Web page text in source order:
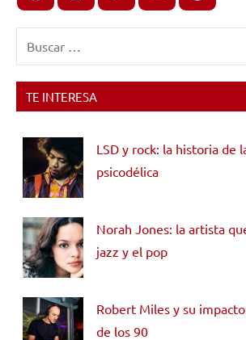
TE INTERESA
LSD y rock: la historia de
psicodélica
Norah Jones: la artista
jazz y el pop
Robert Miles y su
de los 90